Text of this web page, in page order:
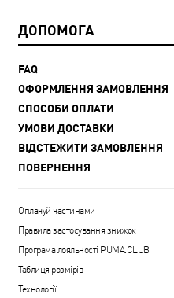
ДОПОМОГА
FAQ
ОФОРМЛЕННЯ ЗАМОВЛЕННЯ
СПОСОБИ ОПЛАТИ
УМОВИ ДОСТАВКИ
ВІДСТЕЖИТИ ЗАМОВЛЕННЯ
ПОВЕРНЕННЯ
Оплачуй частинами
Правила застосування знижок
Програма лояльності PUMA.CLUB
Таблиця розмірів
Технології